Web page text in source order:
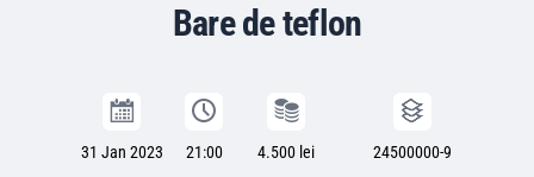
Bare de teflon
31 Jan 2023 21:00 4.500 lei 24500000-9